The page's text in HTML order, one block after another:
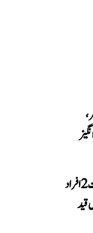
عتیق احمد کے چھوٹے بیٹے آبان سمیت 2 افراد